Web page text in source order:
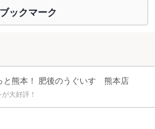
ックマーク
熊本！ 肥後のうぐいす 熊本店
大好評！